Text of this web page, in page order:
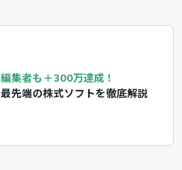
編集者も＋300万達成！
最先端の株式ソフトを徹底解説